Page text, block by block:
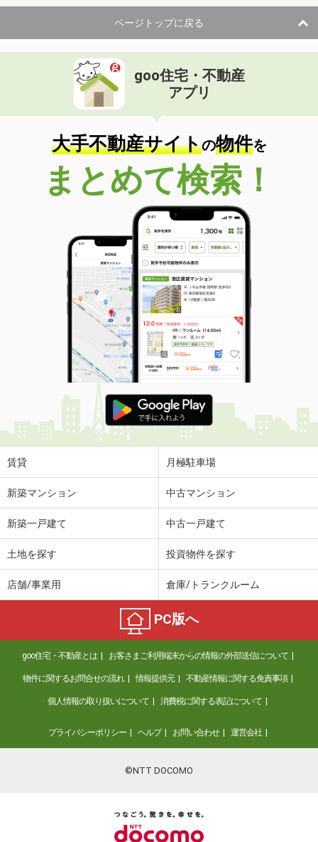
ページトップに戻る
goo住宅・不動産
アプリ
大手不動産サイトの物件を
まとめて検索！
賃貸 月極駐車場
新築マンション 中古マンション
新築一戸建て 中古一戸建て
土地を探す 投資物件を探す
店舗/事業用 倉庫/トランクルーム
PC版へ
goo住宅・不動産とは お客さまご利用端末からの情報の外部送信について
物件に関するお問合せの流れ 情報提供元 不動産情報に関する免責事項
個人情報の取り扱いについて 消費税に関する表記について
プライバシーポリシー ヘルプ お問い合わせ 運営会社
©NTT DOCOMO